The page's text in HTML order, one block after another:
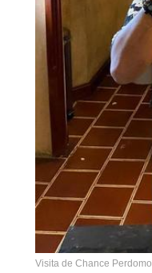
Visita de Chance